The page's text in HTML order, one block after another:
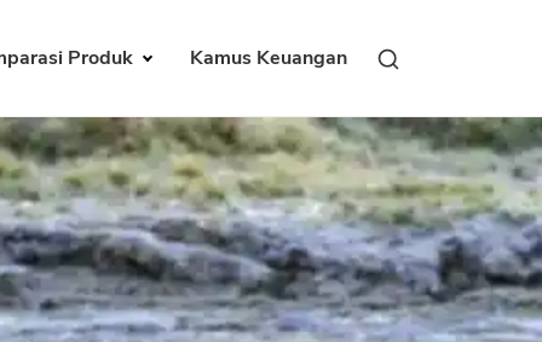
Produk Kamus Keuangan